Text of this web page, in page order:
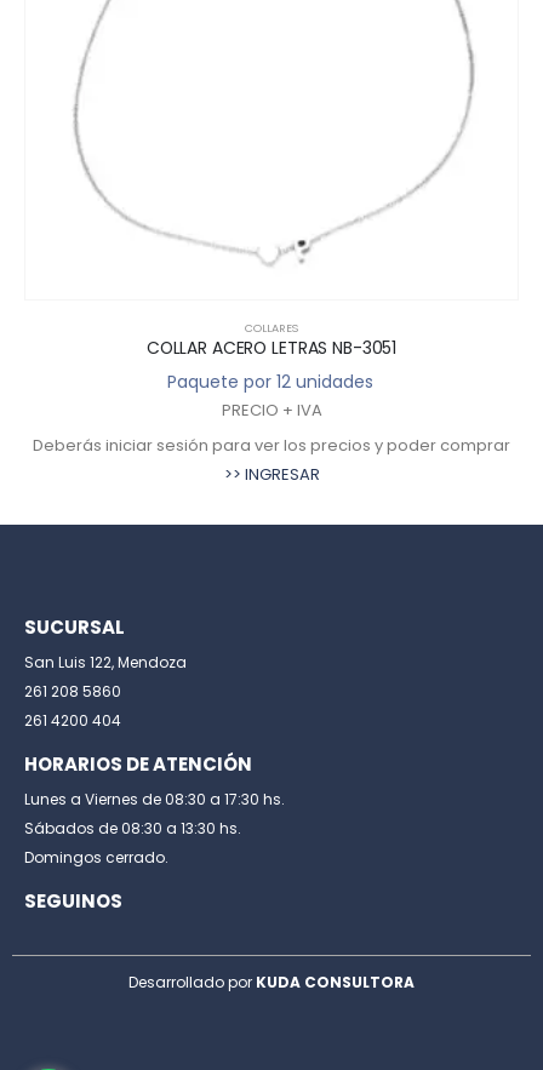
COLLARES
COLLAR ACERO LETRAS NB-3051
Paquete por 12 unidades
PRECIO + IVA
Deberás iniciar sesión para ver los precios y poder comprar
>> INGRESAR
SUCURSAL
San Luis 122, Mendoza
261 208 5860
261 4200 404
HORARIOS DE ATENCIÓN
Lunes a Viernes de 08:30 a 17:30 hs.
Sábados de 08:30 a 13:30 hs.
Domingos cerrado.
SEGUINOS
Desarrollado por KUDA CONSULTORA